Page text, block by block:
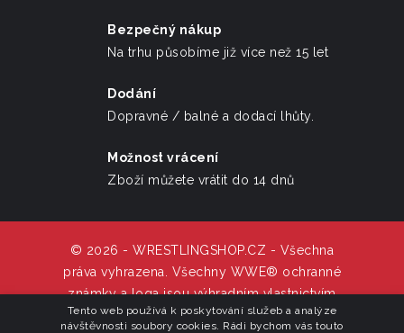
Bezpečný nákup
Na trhu působíme již více než 15 let
Dodání
Dopravné / balné a dodací lhůty.
Možnost vrácení
Zboží můžete vrátit do 14 dnů
© 2026 - WRESTLINGSHOP.CZ - Všechna
práva vyhrazena. Všechny WWE® ochranné
známky a loga jsou výhradním vlastnictvím
WWE Inc,.
Tento web používá k poskytování služeb a analýze
návštěvnosti soubory cookies. Rádi bychom vás touto